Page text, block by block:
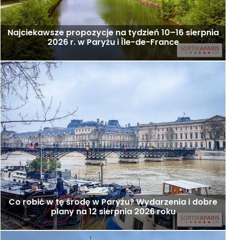
Najciekawsze propozycje na tydzień 10–16 sierpnia
2026 r. w Paryżu i Île-de-France
Co robić w tę środę w Paryżu? Wydarzenia i dobre
plany na 12 sierpnia 2026 roku